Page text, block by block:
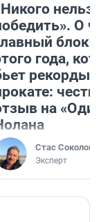
нельзя
О
года,
рекорды в
на
Стас Соколов
Эксперт